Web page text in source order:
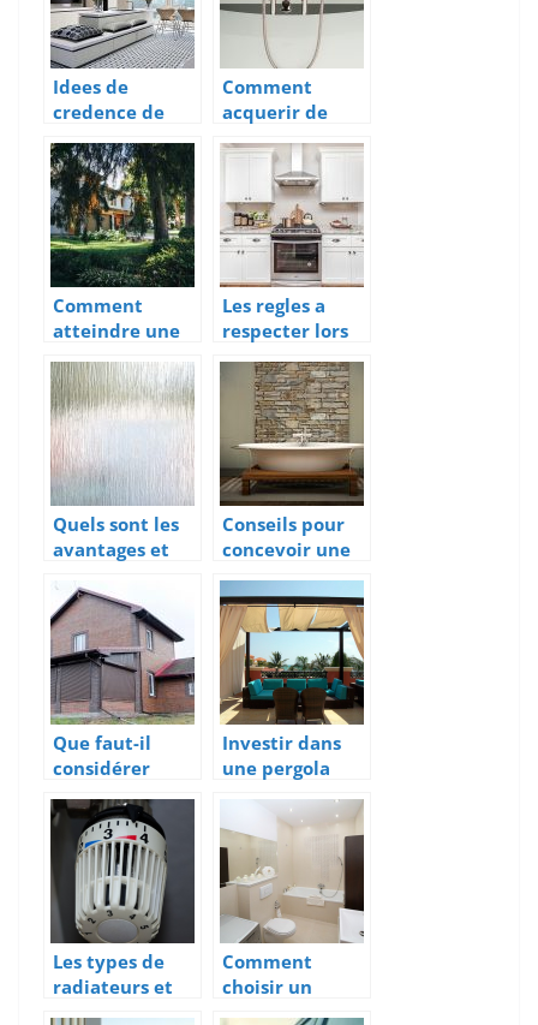
Idees de
credence de
cuisine pour
une protection
murale chic et
elegante.
Comment
acquerir de
l’eau chaude
chez soi ?
Comment
atteindre une
temperature
optimale dans
la maison
durant l’ete ?
Les regles a
respecter lors
de
l’amenagement
du plan de
travail
Quels sont les
avantages et
de la toile de
verre ?
Conseils pour
concevoir une
salle de bains
moderne
Que faut-il
considérer
pour s’assurer
d’acheter un
bon volet
roulant ?
Investir dans
une pergola
pour terrasse
est une bonne
idée
Les types de
radiateurs et
leurs
Comment
choisir un
receveur de